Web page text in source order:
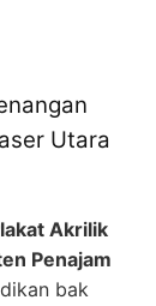
Utara
Akrilik
Penajam
bak